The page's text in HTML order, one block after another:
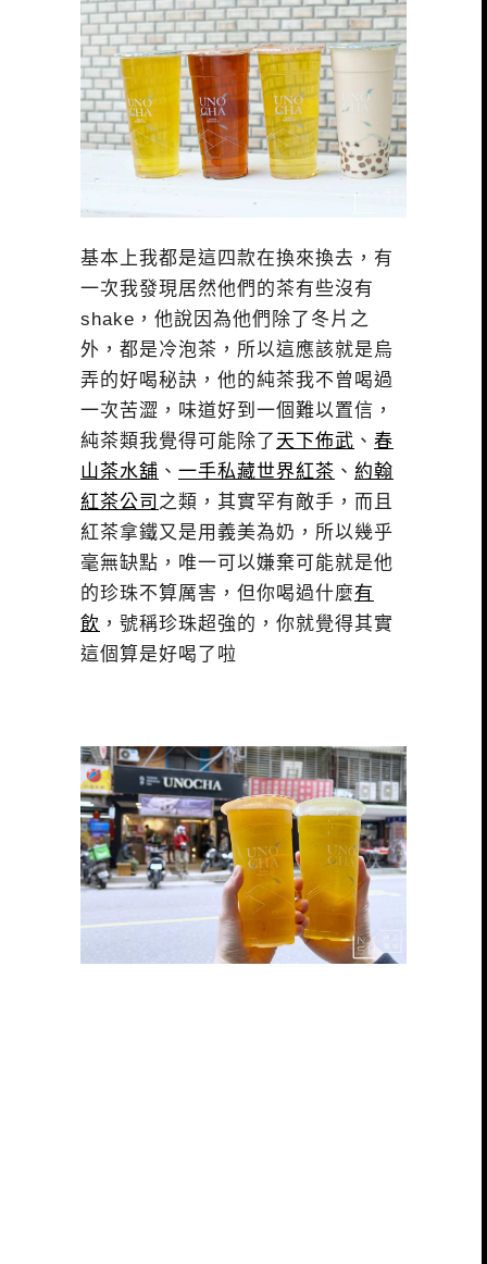
基本上我都是這四款在換來換去，有
一次我發現居然他們的茶有些沒有
shake，他說因為他們除了冬片之
外，都是冷泡茶，所以這應該就是烏
弄的好喝秘訣，他的純茶我不曾喝過
一次苦澀，味道好到一個難以置信，
純茶類我覺得可能除了 天下佈武 、 春
山茶水舖 、 一手私藏世界紅茶 、 約翰
紅茶公司 之類，其實罕有敵手，而且
紅茶拿鐵又是用義美為奶，所以幾乎
毫無缺點，唯一可以嫌棄可能就是他
的珍珠不算厲害，但你喝過什麼有
飲 ，號稱珍珠超強的，你就覺得其實
這個算是好喝了啦